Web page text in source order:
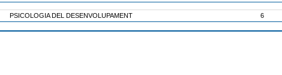
PSICOLOGIA DEL DESENVOLUPAMENT 6